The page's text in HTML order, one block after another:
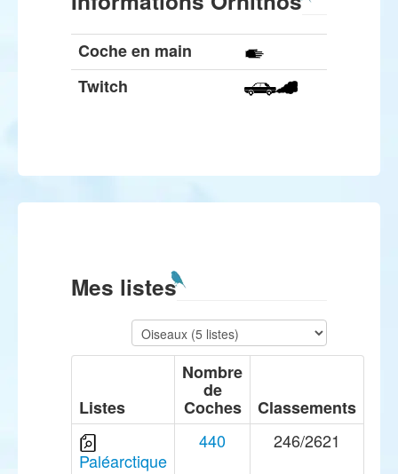
Coche en main
Twitch
Mes listes
Listes
Nombre
de
Coches Classements
Paléarctique
440 246/2621